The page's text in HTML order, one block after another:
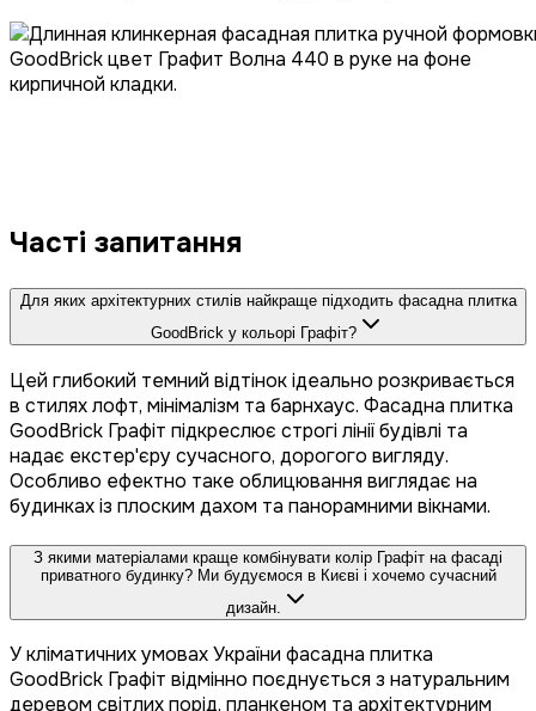
Часті запитання
Для яких архітектурних стилів найкраще підходить фасадна плитка
GoodBrick у кольорі Графіт?
Цей глибокий темний відтінок ідеально розкривається
в стилях лофт, мінімалізм та барнхаус. Фасадна плитка
GoodBrick Графіт підкреслює строгі лінії будівлі та
надає екстер'єру сучасного, дорогого вигляду.
Особливо ефектно таке облицювання виглядає на
будинках із плоским дахом та панорамними вікнами.
З якими матеріалами краще комбінувати колір Графіт на фасаді
приватного будинку? Ми будуємося в Києві і хочемо сучасний
дизайн.
У кліматичних умовах України фасадна плитка
GoodBrick Графіт відмінно поєднується з натуральним
деревом світлих порід, планкеном та архітектурним